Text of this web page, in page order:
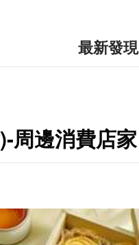
最新發現
周邊消費店家